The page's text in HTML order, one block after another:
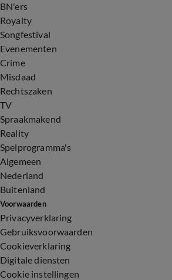
BN'ers
Royalty
Songfestival
Evenementen
Crime
Misdaad
Rechtszaken
TV
Spraakmakend
Reality
Spelprogramma's
Algemeen
Nederland
Buitenland
Voorwaarden
Privacyverklaring
Gebruiksvoorwaarden
Cookieverklaring
Digitale diensten
Cookie instellingen